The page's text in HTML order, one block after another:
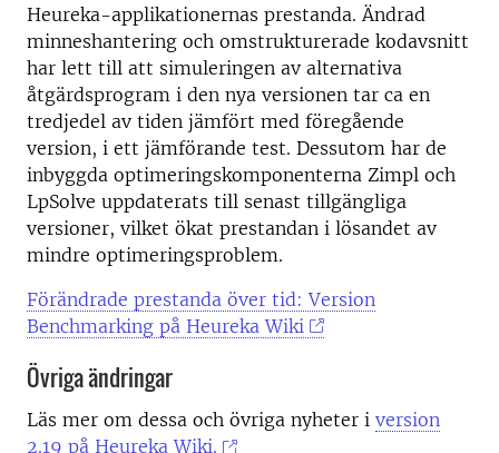
Heureka-applikationernas prestanda. Ändrad
minneshantering och omstrukturerade kodavsnitt
har lett till att simuleringen av alternativa
åtgärdsprogram i den nya versionen tar ca en
tredjedel av tiden jämfört med föregående
version, i ett jämförande test. Dessutom har de
inbyggda optimeringskomponenterna Zimpl och
LpSolve uppdaterats till senast tillgängliga
versioner, vilket ökat prestandan i lösandet av
mindre optimeringsproblem.
Förändrade prestanda över tid: Version
Benchmarking på Heureka Wiki
Övriga ändringar
Läs mer om dessa och övriga nyheter i version
2.19 på Heureka Wiki.